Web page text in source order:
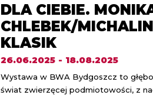
DLA CIEBIE.
CHLEBEK/
KLASIK
26.06.2025 - 18.08.2025
Wystawa w BWA Bydgoszcz to
świat zwierzęcej podmiotowości, z